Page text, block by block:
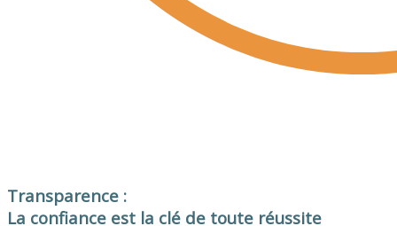
Transparence :
La confiance est la clé de toute réussite